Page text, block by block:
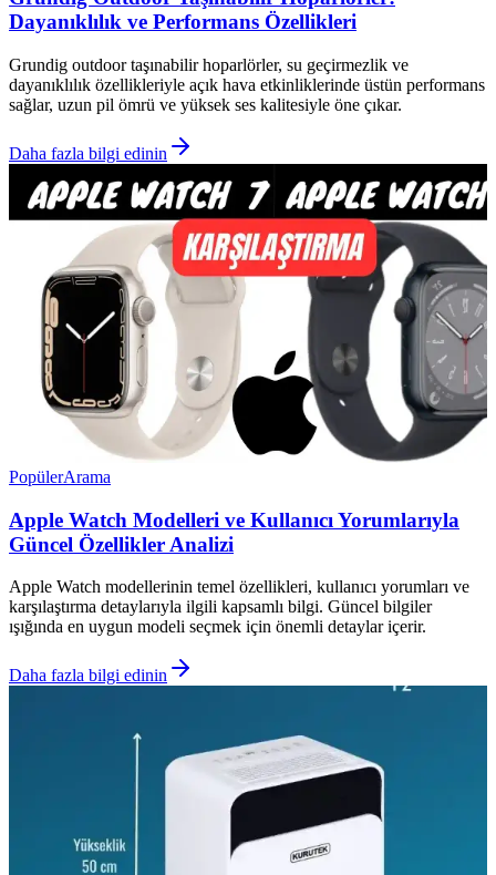
Dayanıklılık ve Performans Özellikleri
Grundig outdoor taşınabilir hoparlörler, su geçirmezlik ve
dayanıklılık özellikleriyle açık hava etkinliklerinde üstün performans
sağlar, uzun pil ömrü ve yüksek ses kalitesiyle öne çıkar.
Daha fazla bilgi edinin
PopülerArama
Apple Watch Modelleri ve Kullanıcı Yorumlarıyla
Güncel Özellikler Analizi
Apple Watch modellerinin temel özellikleri, kullanıcı yorumları ve
karşılaştırma detaylarıyla ilgili kapsamlı bilgi. Güncel bilgiler
ışığında en uygun modeli seçmek için önemli detaylar içerir.
Daha fazla bilgi edinin